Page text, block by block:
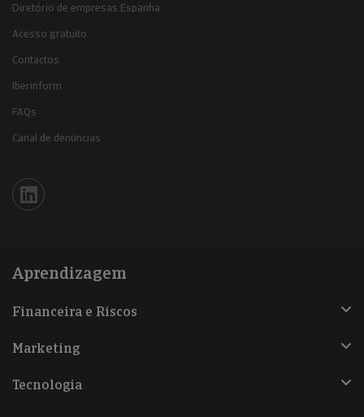
Diretório de empresas Espanha
Acesso gratuito
Contactos
Iberinform
FAQs
Canal de denúncias
Iberinform en Linkedin
Aprendizagem
Financeira e Riscos
Marketing
Tecnologia